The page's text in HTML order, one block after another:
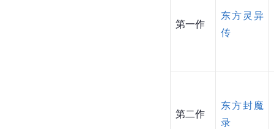
第一作
东方灵异
传
第二作
东方封魔
录